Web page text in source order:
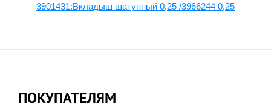
3901431:Вкладыш шатунный 0,25 /3966244 0,25
ПОКУПАТЕЛЯМ